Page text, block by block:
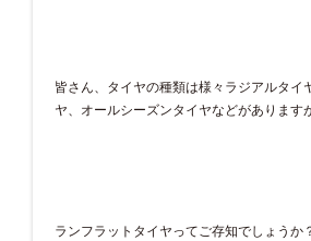
皆さん、タイヤの種類は様々ラジアルタイ
ヤ、オールシーズンタイヤなどがあります
ランフラットタイヤってご存知でしょうか